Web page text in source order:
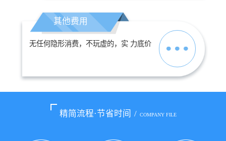
其他费用
无任何隐形消费，不玩虚的，实 力底价
精简流程·节省时间 / COMPANY FILE